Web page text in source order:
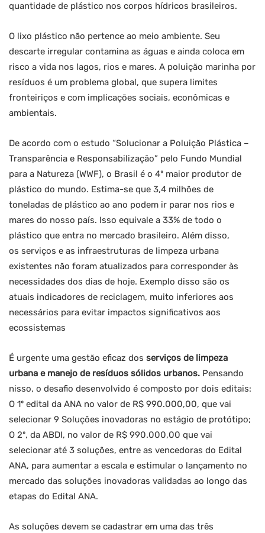
quantidade de plástico nos corpos hídricos brasileiros.
O lixo plástico não pertence ao meio ambiente. Seu
descarte irregular contamina as águas e ainda coloca em
risco a vida nos lagos, rios e mares. A poluição marinha por
resíduos é um problema global, que supera limites
fronteiriços e com implicações sociais, econômicas e
ambientais.
De acordo com o estudo “Solucionar a Poluição Plástica –
Transparência e Responsabilização” pelo Fundo Mundial
para a Natureza (WWF), o Brasil é o 4º maior produtor de
plástico do mundo. Estima-se que 3,4 milhões de
toneladas de plástico ao ano podem ir parar nos rios e
mares do nosso país. Isso equivale a 33% de todo o
plástico que entra no mercado brasileiro. Além disso,
os serviços e as infraestruturas de limpeza urbana
existentes não foram atualizados para corresponder às
necessidades dos dias de hoje. Exemplo disso são os
atuais indicadores de reciclagem, muito inferiores aos
necessários para evitar impactos significativos aos
ecossistemas
É urgente uma gestão eficaz dos serviços de limpeza
urbana e manejo de resíduos sólidos urbanos. Pensando
nisso, o desafio desenvolvido é composto por dois editais:
O 1º edital da ANA no valor de R$ 990.000,00, que vai
selecionar 9 Soluções inovadoras no estágio de protótipo;
O 2º, da ABDI, no valor de R$ 990.000,00 que vai
selecionar até 3 soluções, entre as vencedoras do Edital
ANA, para aumentar a escala e estimular o lançamento no
mercado das soluções inovadoras validadas ao longo das
etapas do Edital ANA.
As soluções devem se cadastrar em uma das três